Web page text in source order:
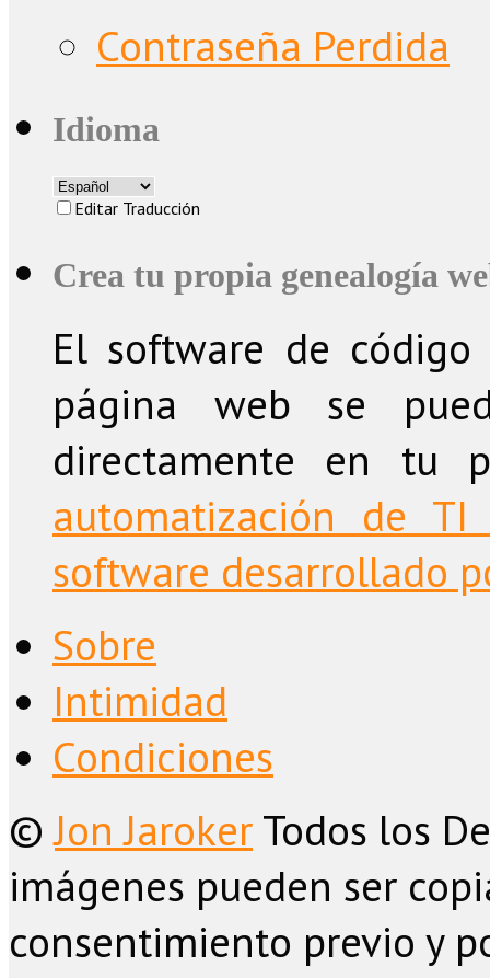
Contraseña Perdida
Idioma
Editar Traducción
Crea tu propia genealogía
El software de
página web se
directamente en tu
automatización de
software desarrollado
Sobre
Intimidad
Condiciones
©Jon JarokerTodos los
imágenes pueden ser
consentimiento previo y